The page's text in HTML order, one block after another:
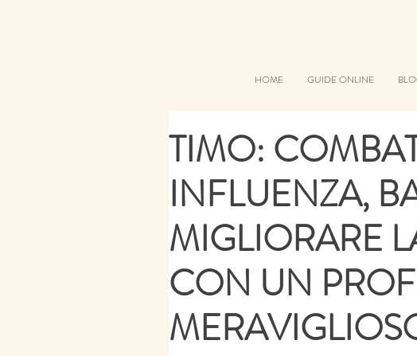
HOME GUIDE ONLINE
TIMO:
INFLUENZA,
MIGLIORARE
CON UN